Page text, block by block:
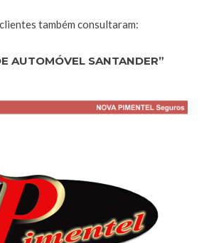
também consultaram:
AUTOMÓVEL SANTANDER”